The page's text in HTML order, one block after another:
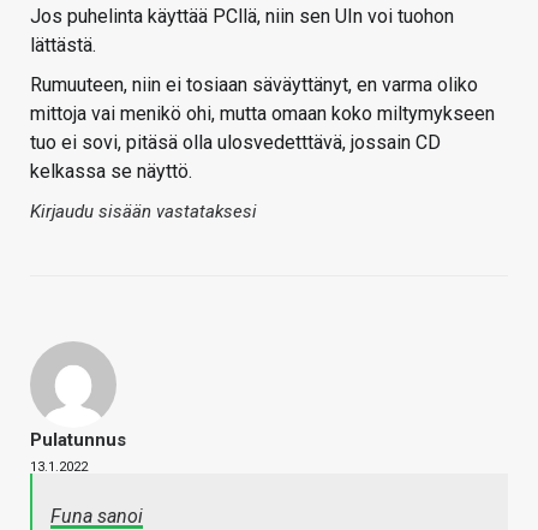
Jos puhelinta käyttää PCllä, niin sen UIn voi tuohon
lättästä.
Rumuuteen, niin ei tosiaan säväyttänyt, en varma oliko
mittoja vai menikö ohi, mutta omaan koko miltymykseen
tuo ei sovi, pitäsä olla ulosvedetttävä, jossain CD
kelkassa se näyttö.
Kirjaudu sisään vastataksesi
Pulatunnus
13.1.2022
Funa sanoi